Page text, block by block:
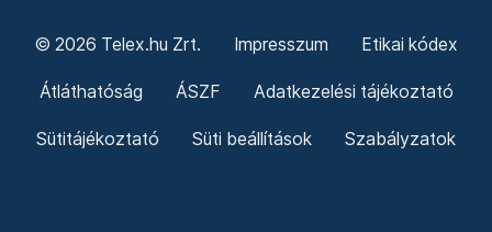
© 2026 Telex.hu Zrt. Impresszum Etikai kódex
Átláthatóság ÁSZF Adatkezelési tájékoztató
Sütitájékoztató Süti beállítások Szabályzatok